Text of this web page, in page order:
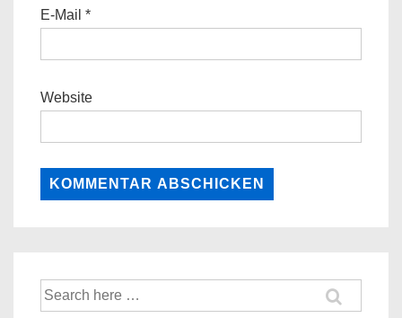
E-Mail *
Website
Suche
nach: